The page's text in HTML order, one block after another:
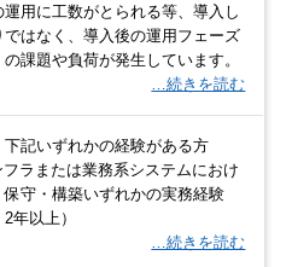
運用に工数がとられる等、導入し
ではなく、導入後の運用フェーズ
の課題や負荷が発生しています。
…続きを読む
下記いずれかの経験がある方
フラまたは業務系システムにおけ
保守・構築いずれかの実務経験
2年以上）
…続きを読む